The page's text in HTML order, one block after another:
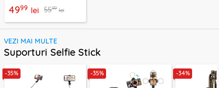
4999 lei 5599 lei
VEZI MAI MULTE
Suporturi Selfie Stick
-35% -35% -34%